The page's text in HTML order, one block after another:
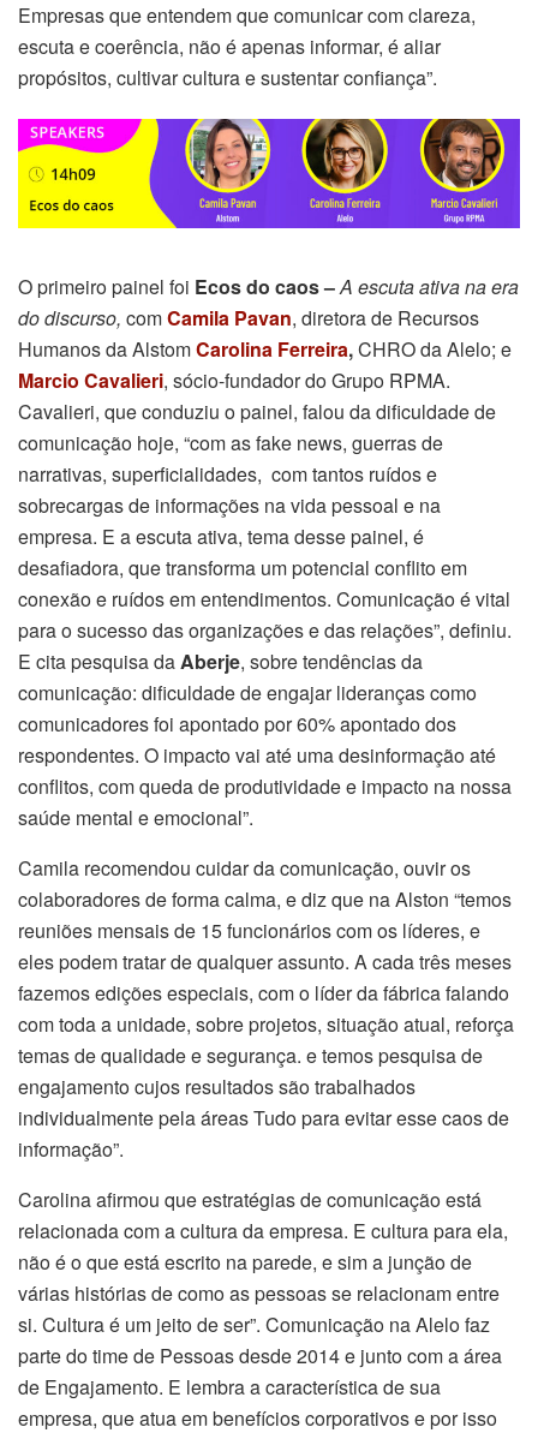
Empresas que entendem que comunicar com clareza,
escuta e coerência, não é apenas informar, é aliar
propósitos, cultivar cultura e sustentar confiança”.
O primeiro painel foi Ecos do caos –A escuta ativa na era
do discurso, comCamila Pavan, diretora de Recursos
Humanos da AlstomCarolina Ferreira,CHRO da Alelo; e
Marcio Cavalieri, sócio-fundador do Grupo RPMA.
Cavalieri, que conduziu o painel, falou da dificuldade de
comunicação hoje, “com as fake news, guerras de
narrativas, superficialidades, com tantos ruídos e
sobrecargas de informações na vida pessoal e na
empresa. E a escuta ativa, tema desse painel, é
desafiadora, que transforma um potencial conflito em
conexão e ruídos em entendimentos. Comunicação é vital
para o sucesso das organizações e das relações”, definiu.
E cita pesquisa daAberje, sobre tendências da
comunicação: dificuldade de engajar lideranças como
comunicadores foi apontado por 60% apontado dos
respondentes. O impacto vai até uma desinformação até
conflitos, com queda de produtividade e impacto na nossa
saúde mental e emocional”.
Camila recomendou cuidar da comunicação, ouvir os
colaboradores de forma calma, e diz que na Alston “temos
reuniões mensais de 15 funcionários com os líderes, e
eles podem tratar de qualquer assunto. A cada três meses
fazemos edições especiais, com o líder da fábrica falando
com toda a unidade, sobre projetos, situação atual, reforça
temas de qualidade e segurança. e temos pesquisa de
engajamento cujos resultados são trabalhados
individualmente pela áreas Tudo para evitar esse caos de
informação”.
Carolina afirmou que estratégias de comunicação está
relacionada com a cultura da empresa. E cultura para ela,
não é o que está escrito na parede, e sim a junção de
várias histórias de como as pessoas se relacionam entre
si. Cultura é um jeito de ser”. Comunicação na Alelo faz
parte do time de Pessoas desde 2014 e junto com a área
de Engajamento. E lembra a característica de sua
empresa, que atua em benefícios corporativos e por isso